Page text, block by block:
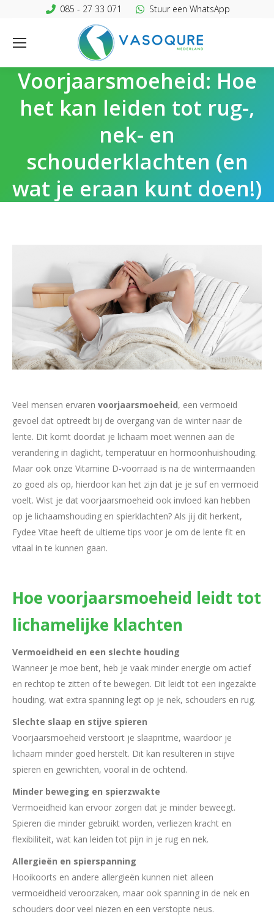
085 - 27 33 071 Stuur een WhatsApp
Voorjaarsmoeheid: Hoe
het kan leiden tot rug-,
nek- en
schouderklachten (en
wat je eraan kunt doen!)
Veel mensen ervaren voorjaarsmoeheid, een vermoeid
gevoel dat optreedt bij de overgang van de winter naar de
lente. Dit komt doordat je lichaam moet wennen aan de
verandering in daglicht, temperatuur en hormoonhuishouding.
Maar ook onze Vitamine D-voorraad is na de wintermaanden
zo goed als op, hierdoor kan het zijn dat je je suf en vermoeid
voelt. Wist je dat voorjaarsmoeheid ook invloed kan hebben
op je lichaamshouding en spierklachten? Als jij dit herkent,
Fydee Vitae heeft de ultieme tips voor je om de lente fit en
vitaal in te kunnen gaan.
Hoe voorjaarsmoeheid leidt tot
lichamelijke klachten
Vermoeidheid en een slechte houding
Wanneer je moe bent, heb je vaak minder energie om actief
en rechtop te zitten of te bewegen. Dit leidt tot een ingezakte
houding, wat extra spanning legt op je nek, schouders en rug.
Slechte slaap en stijve spieren
Voorjaarsmoeheid verstoort je slaapritme, waardoor je
lichaam minder goed herstelt. Dit kan resulteren in stijve
spieren en gewrichten, vooral in de ochtend.
Minder beweging en spierzwakte
Vermoeidheid kan ervoor zorgen dat je minder beweegt.
Spieren die minder gebruikt worden, verliezen kracht en
flexibiliteit, wat kan leiden tot pijn in je rug en nek.
Allergieën en spierspanning
Hooikoorts en andere allergieën kunnen niet alleen
vermoeidheid veroorzaken, maar ook spanning in de nek en
schouders door veel niezen en een verstopte neus.